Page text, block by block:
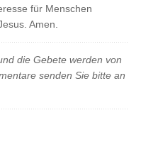
für Menschen
Amen.
die Gebete werden von
senden Sie bitte an